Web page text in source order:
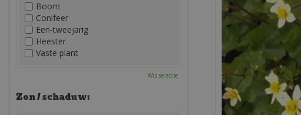
Boom
Conifeer
Een-tweejarig
Heester
Vaste plant
Wis selectie
Zon / schaduw: